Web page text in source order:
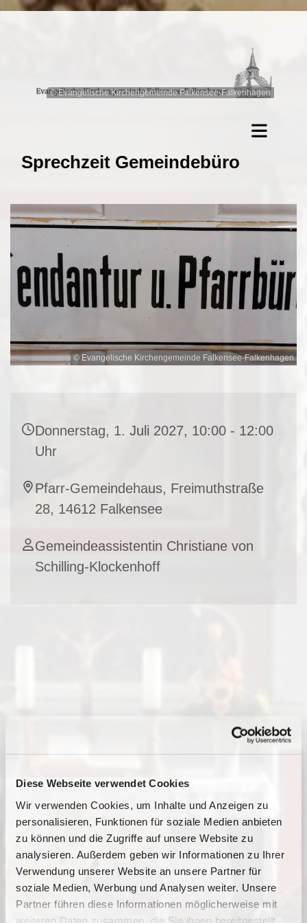
Diese Webseite verwendet Cookies
Wir verwenden Cookies, um Inhalte und Anzeigen zu
personalisieren, Funktionen für soziale Medien anbieten
zu können und die Zugriffe auf unsere Website zu
analysieren. Außerdem geben wir Informationen zu Ihrer
Verwendung unserer Website an unsere Partner für
soziale Medien, Werbung und Analysen weiter. Unsere
Partner führen diese Informationen möglicherweise mit
weiteren Daten zusammen, die Sie ihnen bereitgestellt
© Evangelische Kirchengemeinde Falkensee-Falkenhagen
Sprechzeit Gemeindebüro
© Evangelische Kirchengemeinde Falkensee-Falkenhagen
Donnerstag, 1. Juli 2027, 10:00 - 12:00
Uhr
Pfarr-Gemeindehaus, Freimuthstraße
28, 14612 Falkensee
Gemeindeassistentin Christiane von
Schilling-Klockenhoff
Dies könnte Sie auch